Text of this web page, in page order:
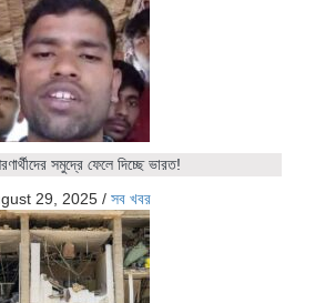
সমুদ্রে ফেলে দিচ্ছে ভারত!
29, 2025 / সব খবর